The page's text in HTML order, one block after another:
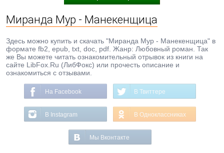
Миранда Мур - Манекенщица
Здесь можно купить и скачать "Миранда Мур - Манекенщица" в
формате fb2, epub, txt, doc, pdf. Жанр: Любовный роман. Так
же Вы можете читать ознакомительный отрывок из книги на
сайте LibFox.Ru (ЛибФокс) или прочесть описание и
ознакомиться с отзывами.
На Facebook В Твиттере
В Instagram В Одноклассниках
Мы Вконтакте